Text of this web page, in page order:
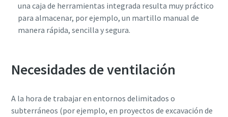
una caja de herramientas integrada resulta muy práctico
para almacenar, por ejemplo, un martillo manual de
manera rápida, sencilla y segura.
Necesidades de ventilación
A la hora de trabajar en entornos delimitados o
subterráneos (por ejemplo, en proyectos de excavación de